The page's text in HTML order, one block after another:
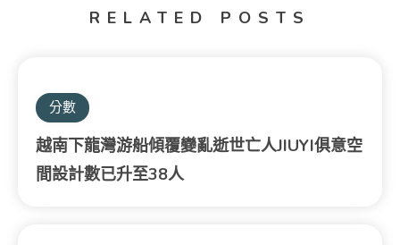
RELATED POSTS
分數
越南下龍灣游船傾覆變亂逝世亡人JIUYI俱意空
間設計數已升至38人